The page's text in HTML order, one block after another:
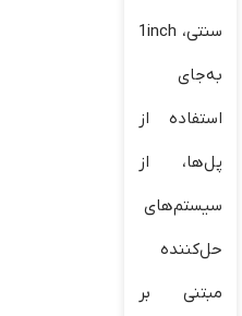
سنتی، 1inch
به‌جای
استفاده از
پل‌ها، از
سیستم‌های
حل‌کننده
مبتنی بر